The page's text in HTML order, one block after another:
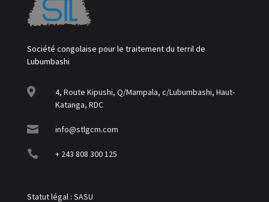
Société congolaise pour le traitement du terril de
Lubumbashi

4, Route Kipushi, Q/Mampala, c/Lubumbashi, Haut-
Katanga, RDC
 info@stlgcm.com
 + 243 808 300 125
Statut légal : SASU